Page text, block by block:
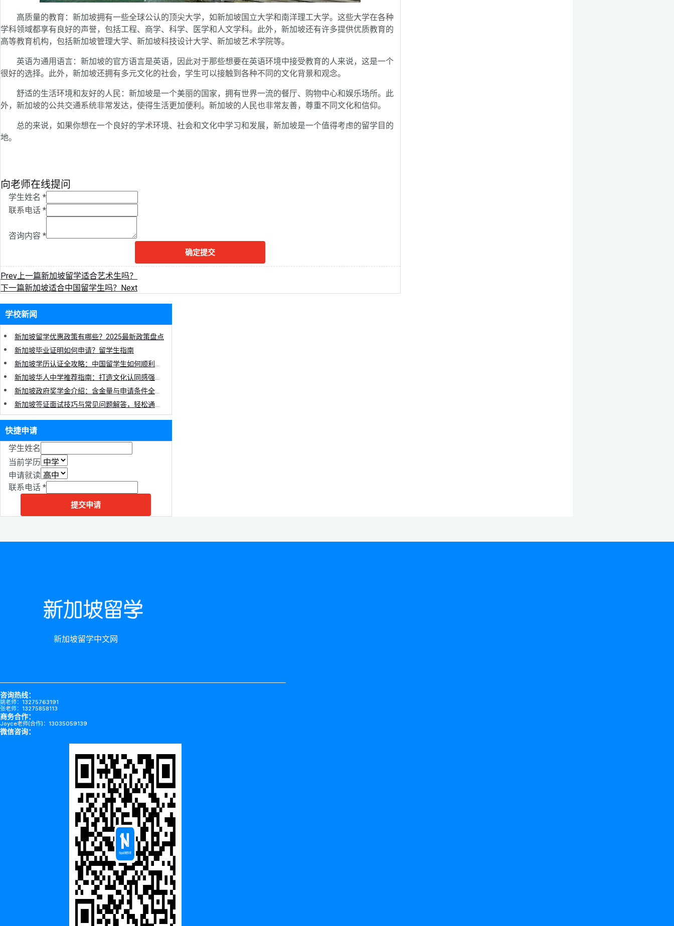
高质量的教育：新加坡拥有一些全球公认的顶尖大学，如新加坡国立大学和南洋理工大学。这些大学在各种
学科领域都享有良好的声誉，包括工程、商学、科学、医学和人文学科。此外，新加坡还有许多提供优质教育的
高等教育机构，包括新加坡管理大学、新加坡科技设计大学、新加坡艺术学院等。
英语为通用语言：新加坡的官方语言是英语，因此对于那些想要在英语环境中接受教育的人来说，这是一个
很好的选择。此外，新加坡还拥有多元文化的社会，学生可以接触到各种不同的文化背景和观念。
舒适的生活环境和友好的人民：新加坡是一个美丽的国家，拥有世界一流的餐厅、购物中心和娱乐场所。此
外，新加坡的公共交通系统非常发达，使得生活更加便利。新加坡的人民也非常友善，尊重不同文化和信仰。
总的来说，如果你想在一个良好的学术环境、社会和文化中学习和发展，新加坡是一个值得考虑的留学目的
地。
向老师在线提问
学生姓名 *
联系电话 *
咨询内容 *
确定提交
Prev上一篇新加坡留学适合艺术生吗？
下一篇新加坡适合中国留学生吗？ Next
学校新闻
新加坡留学优惠政策有哪些？2025最新政策盘点
新加坡毕业证明如何申请？留学生指南
快捷申请
学生姓名
当前学历
申请就读
联系电话 *
提交申请
新加坡留学中文网
咨询热线：
姚老师：13275763191
张老师：13275858113
商务合作：
Joyce老师(合作)：13035059139
微信咨询：